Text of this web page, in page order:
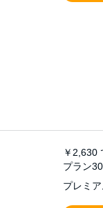
￥2,630
プラン
プレミ